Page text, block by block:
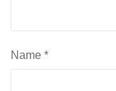
Name *